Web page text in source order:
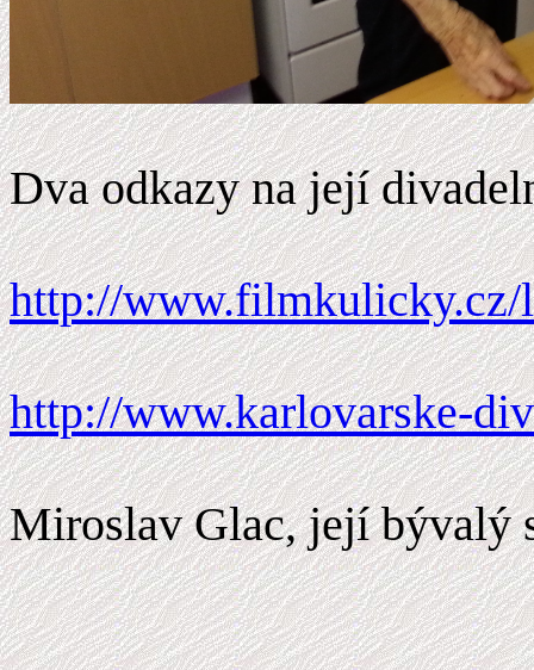
Dva odkazy na její
http://www.filmkulicky.cz/
http://www.karlovarske-
Miroslav Glac, její bývalý